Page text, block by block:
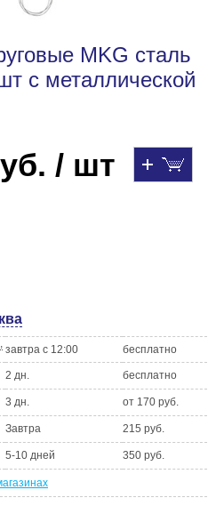
MKG сталь
с металлической
/ шт
завтра с 12:00 бесплатно
2 дн. бесплатно
3 дн. от 170 руб.
Завтра 215 руб.
5-10 дней 350 руб.